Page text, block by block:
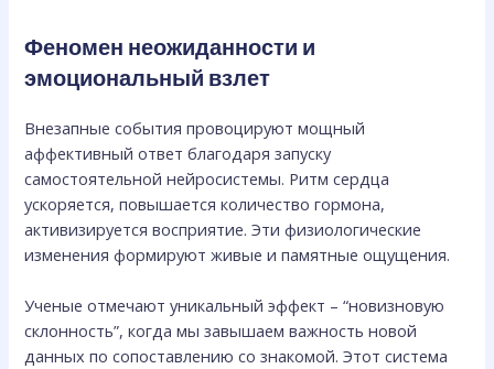
Феномен неожиданности и
эмоциональный взлет
Внезапные события провоцируют мощный
аффективный ответ благодаря запуску
самостоятельной нейросистемы. Ритм сердца
ускоряется, повышается количество гормона,
активизируется восприятие. Эти физиологические
изменения формируют живые и памятные ощущения.
Ученые отмечают уникальный эффект – “новизновую
склонность”, когда мы завышаем важность новой
данных по сопоставлению со знакомой. Этот система